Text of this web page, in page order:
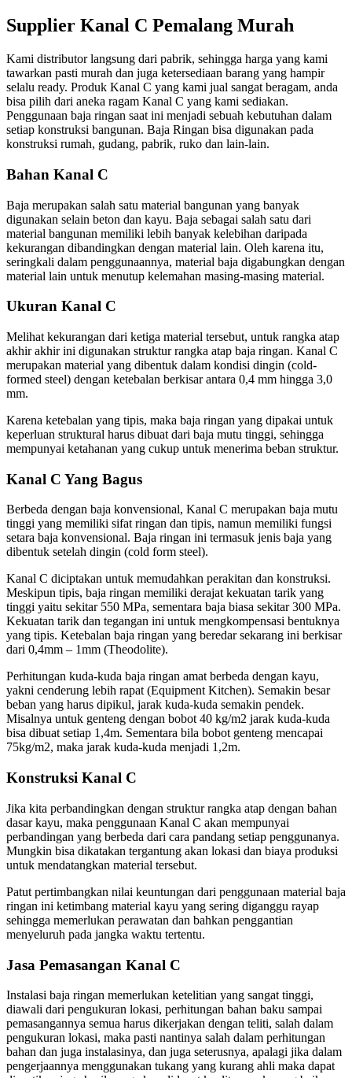
Supplier Kanal C Pemalang Murah
Kami distributor langsung dari pabrik, sehingga harga yang kami
tawarkan pasti murah dan juga ketersediaan barang yang hampir
selalu ready. Produk Kanal C yang kami jual sangat beragam, anda
bisa pilih dari aneka ragam Kanal C yang kami sediakan.
Penggunaan baja ringan saat ini menjadi sebuah kebutuhan dalam
setiap konstruksi bangunan. Baja Ringan bisa digunakan pada
konstruksi rumah, gudang, pabrik, ruko dan lain-lain.
Bahan Kanal C
Baja merupakan salah satu material bangunan yang banyak
digunakan selain beton dan kayu. Baja sebagai salah satu dari
material bangunan memiliki lebih banyak kelebihan daripada
kekurangan dibandingkan dengan material lain. Oleh karena itu,
seringkali dalam penggunaannya, material baja digabungkan dengan
material lain untuk menutup kelemahan masing-masing material.
Ukuran Kanal C
Melihat kekurangan dari ketiga material tersebut, untuk rangka atap
akhir akhir ini digunakan struktur rangka atap baja ringan. Kanal C
merupakan material yang dibentuk dalam kondisi dingin (cold-
formed steel) dengan ketebalan berkisar antara 0,4 mm hingga 3,0
mm.
Karena ketebalan yang tipis, maka baja ringan yang dipakai untuk
keperluan struktural harus dibuat dari baja mutu tinggi, sehingga
mempunyai ketahanan yang cukup untuk menerima beban struktur.
Kanal C Yang Bagus
Berbeda dengan baja konvensional, Kanal C merupakan baja mutu
tinggi yang memiliki sifat ringan dan tipis, namun memiliki fungsi
setara baja konvensional. Baja ringan ini termasuk jenis baja yang
dibentuk setelah dingin (cold form steel).
Kanal C diciptakan untuk memudahkan perakitan dan konstruksi.
Meskipun tipis, baja ringan memiliki derajat kekuatan tarik yang
tinggi yaitu sekitar 550 MPa, sementara baja biasa sekitar 300 MPa.
Kekuatan tarik dan tegangan ini untuk mengkompensasi bentuknya
yang tipis. Ketebalan baja ringan yang beredar sekarang ini berkisar
dari 0,4mm – 1mm (Theodolite).
Perhitungan kuda-kuda baja ringan amat berbeda dengan kayu,
yakni cenderung lebih rapat (Equipment Kitchen). Semakin besar
beban yang harus dipikul, jarak kuda-kuda semakin pendek.
Misalnya untuk genteng dengan bobot 40 kg/m2 jarak kuda-kuda
bisa dibuat setiap 1,4m. Sementara bila bobot genteng mencapai
75kg/m2, maka jarak kuda-kuda menjadi 1,2m.
Konstruksi Kanal C
Jika kita perbandingkan dengan struktur rangka atap dengan bahan
dasar kayu, maka penggunaan Kanal C akan mempunyai
perbandingan yang berbeda dari cara pandang setiap penggunanya.
Mungkin bisa dikatakan tergantung akan lokasi dan biaya produksi
untuk mendatangkan material tersebut.
Patut pertimbangkan nilai keuntungan dari penggunaan material baja
ringan ini ketimbang material kayu yang sering diganggu rayap
sehingga memerlukan perawatan dan bahkan penggantian
menyeluruh pada jangka waktu tertentu.
Jasa Pemasangan Kanal C
Instalasi baja ringan memerlukan ketelitian yang sangat tinggi,
diawali dari pengukuran lokasi, perhitungan bahan baku sampai
pemasangannya semua harus dikerjakan dengan teliti, salah dalam
pengukuran lokasi, maka pasti nantinya salah dalam perhitungan
bahan dan juga instalasinya, dan juga seterusnya, apalagi jika dalam
pengerjaannya menggunakan tukang yang kurang ahli maka dapat